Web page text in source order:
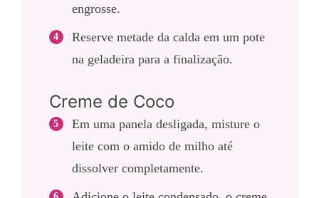
engrosse.
Reserve metade da calda em um pote
na geladeira para a finalização.
Creme de Coco
Em uma panela desligada, misture o
leite com o amido de milho até
dissolver completamente.